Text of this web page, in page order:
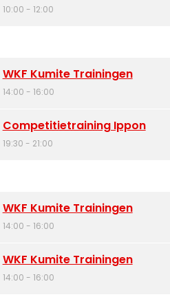
10:00 - 12:00
WKF Kumite Trainingen
14:00 - 16:00
Competitietraining Ippon
19:30 - 21:00
WKF Kumite Trainingen
14:00 - 16:00
WKF Kumite Trainingen
14:00 - 16:00